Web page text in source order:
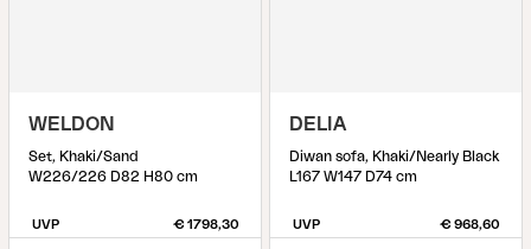
WELDON
Set, Khaki/Sand
W226/226 D82 H80 cm
UVP € 1798,30
DELIA
Diwan sofa, Khaki/Nearly Black
L167 W147 D74 cm
UVP € 968,60